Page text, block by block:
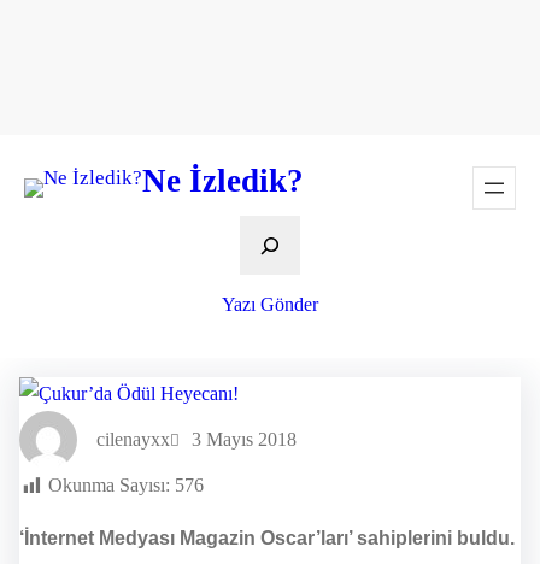
Ne İzledik?
Ara
Yazı Gönder
cilenayxx 3 Mayıs 2018
Okunma Sayısı: 576
‘İnternet Medyası Magazin Oscar’ları’ sahiplerini buldu.